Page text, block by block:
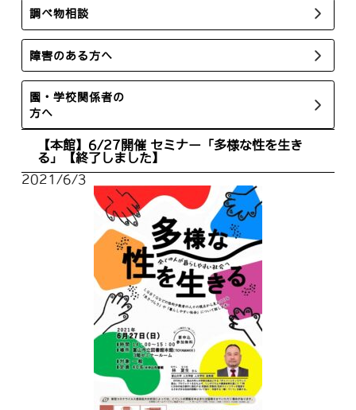
調べ物相談
障害のある方へ
園・学校関係者の
方へ
【本館】6/27開催 セミナー「多様な性を生き
る」【終了しました】
2021/6/3